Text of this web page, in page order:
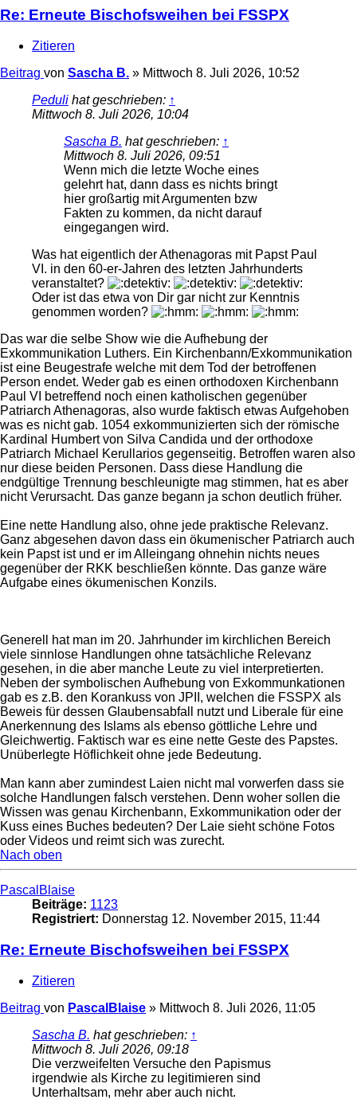
Re: Erneute Bischofsweihen bei FSSPX
Zitieren
Beitrag von Sascha B. » Mittwoch 8. Juli 2026, 10:52
Peduli hat geschrieben: ↑
Mittwoch 8. Juli 2026, 10:04
Sascha B. hat geschrieben: ↑
Mittwoch 8. Juli 2026, 09:51
Wenn mich die letzte Woche eines
gelehrt hat, dann dass es nichts bringt
hier großartig mit Argumenten bzw
Fakten zu kommen, da nicht darauf
eingegangen wird.
Was hat eigentlich der Athenagoras mit Papst Paul
VI. in den 60-er-Jahren des letzten Jahrhunderts
veranstaltet?
Oder ist das etwa von Dir gar nicht zur Kenntnis
genommen worden?
Das war die selbe Show wie die Aufhebung der
Exkommunikation Luthers. Ein Kirchenbann/Exkommunikation
ist eine Beugestrafe welche mit dem Tod der betroffenen
Person endet. Weder gab es einen orthodoxen Kirchenbann
Paul VI betreffend noch einen katholischen gegenüber
Patriarch Athenagoras, also wurde faktisch etwas Aufgehoben
was es nicht gab. 1054 exkommunizierten sich der römische
Kardinal Humbert von Silva Candida und der orthodoxe
Patriarch Michael Kerullarios gegenseitig. Betroffen waren also
nur diese beiden Personen. Dass diese Handlung die
endgültige Trennung beschleunigte mag stimmen, hat es aber
nicht Verursacht. Das ganze begann ja schon deutlich früher.
Eine nette Handlung also, ohne jede praktische Relevanz.
Ganz abgesehen davon dass ein ökumenischer Patriarch auch
kein Papst ist und er im Alleingang ohnehin nichts neues
gegenüber der RKK beschließen könnte. Das ganze wäre
Aufgabe eines ökumenischen Konzils.
Generell hat man im 20. Jahrhunder im kirchlichen Bereich
viele sinnlose Handlungen ohne tatsächliche Relevanz
gesehen, in die aber manche Leute zu viel interpretierten.
Neben der symbolischen Aufhebung von Exkommunkationen
gab es z.B. den Korankuss von JPII, welchen die FSSPX als
Beweis für dessen Glaubensabfall nutzt und Liberale für eine
Anerkennung des Islams als ebenso göttliche Lehre und
Gleichwertig. Faktisch war es eine nette Geste des Papstes.
Unüberlegte Höflichkeit ohne jede Bedeutung.
Man kann aber zumindest Laien nicht mal vorwerfen dass sie
solche Handlungen falsch verstehen. Denn woher sollen die
Wissen was genau Kirchenbann, Exkommunikation oder der
Kuss eines Buches bedeuten? Der Laie sieht schöne Fotos
oder Videos und reimt sich was zurecht.
Nach oben
PascalBlaise
Beiträge: 1123
Registriert: Donnerstag 12. November 2015, 11:44
Re: Erneute Bischofsweihen bei FSSPX
Zitieren
Beitrag von PascalBlaise » Mittwoch 8. Juli 2026, 11:05
Sascha B. hat geschrieben: ↑
Mittwoch 8. Juli 2026, 09:18
Die verzweifelten Versuche den Papismus
irgendwie als Kirche zu legitimieren sind
Unterhaltsam, mehr aber auch nicht.